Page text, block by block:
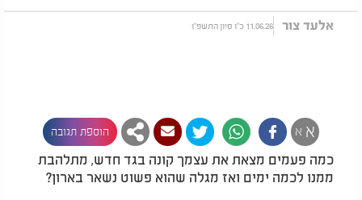
אלעד צור 11.06.26 כ"ו סיון התשפ"ו
א א הוספת תגובה
כמה פעמים מצאת את עצמך קונה בגד חדש, מתלהבת
ממנו לכמה ימים ואז מגלה שהוא פשוט נשאר בארון?